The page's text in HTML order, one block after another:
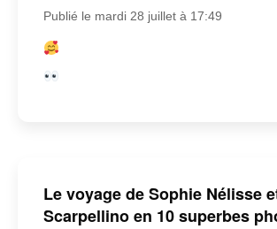
Publié le mardi 28 juillet à 17:49
Le voyage de Sophie Nélisse
Scarpellino en 10 superbes